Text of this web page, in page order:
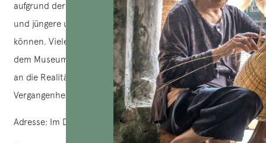
aufgrund der ausgestellten rohen Realität sehr hart sind
und jüngere und empfindlichere Menschen schockieren
können. Viele Menschen berichten, dass sie schockiert aus
dem Museum gegangen sind, dass es aber wichtig ist, sich
an die Realitäten des Krieges und die Fehler der
Vergangenheit zu erinnern.
Adresse: Im Distrikt 3 von Saigon, im Zentrum der Stadt.